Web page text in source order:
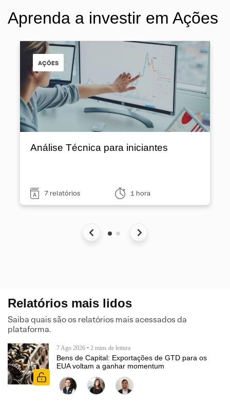
Aprenda a investir em Ações
AÇÕES
Análise Técnica para iniciantes
7 relatórios 1 hora
Relatórios mais lidos
Saiba quais são os relatórios mais acessados da
plataforma.
7 Ago 2026 • 2 mins de leitura
Bens de Capital: Exportações de GTD para os
EUA voltam a ganhar momentum